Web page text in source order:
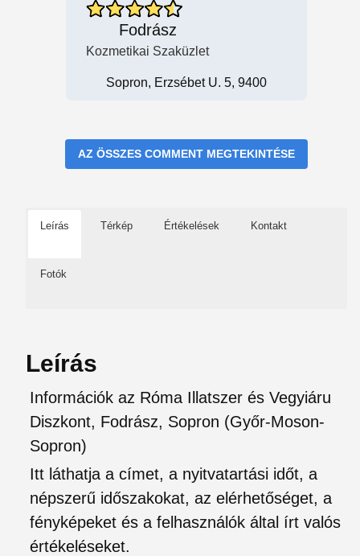
Fodrász
Kozmetikai Szaküzlet
Sopron, Erzsébet U. 5, 9400
AZ ÖSSZES COMMENT MEGTEKINTÉSE
Leírás Térkép Értékelések Kontakt
Fotók
Leírás
Információk az Róma Illatszer és Vegyiáru
Diszkont, Fodrász, Sopron (Győr-Moson-
Sopron)
Itt láthatja a címet, a nyitvatartási időt, a
népszerű időszakokat, az elérhetőséget, a
fényképeket és a felhasználók által írt valós
értékeléseket.